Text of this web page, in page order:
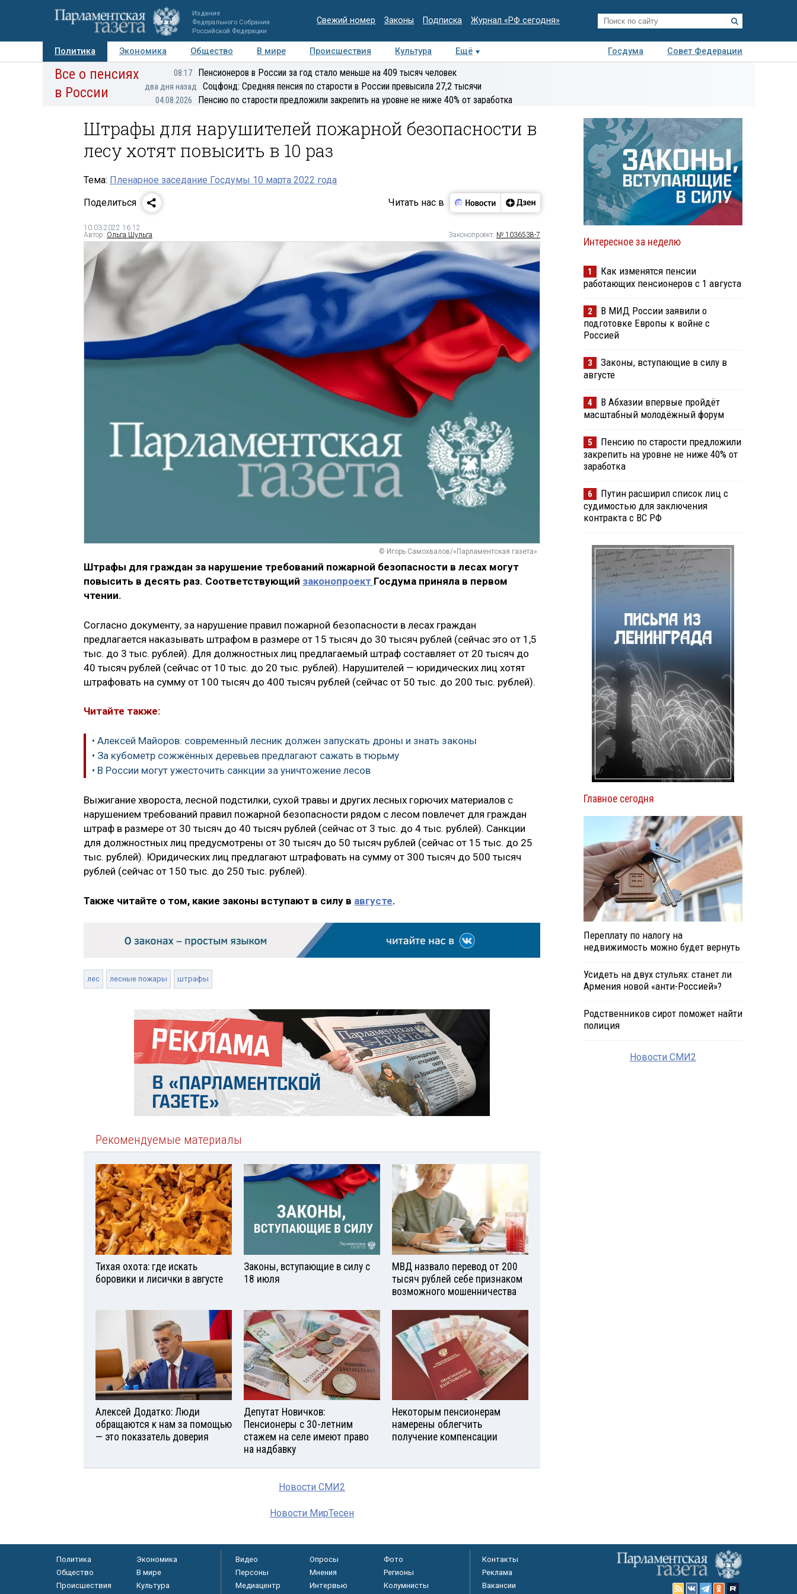
Издание
Федерального Собрания
Российской Федерации
Свежий номер Законы Подписка Журнал «РФ сегодня»
Политика Экономика Общество В мире Происшествия Культура Ещё Госдума
Совет Федерации
Авторы Персоны Мнения Регионы Медиацентр Интервью Колумнисты
Все о пенсиях
в России
08:17 Пенсионеров в России за год стало меньше на 409 тысяч человек
два дня назад Соцфонд: Средняя пенсия по старости в России превысила 27,2 тысячи
04.08.2026 Пенсию по старости предложили закрепить на уровне не ниже 40% от заработка
Штрафы для нарушителей пожарной безопасности в
лесу хотят повысить в 10 раз
Тема: Пленарное заседание Госдумы 10 марта 2022 года
Поделиться
Читать нас в
10.03.2022 16:12
Автор: Ольга Шульга Законопроект: № 1036538-7
© Игорь Самохвалов/«Парламентская газета»
Штрафы для граждан за нарушение требований пожарной безопасности в лесах могут
повысить в десять раз. Соответствующий законопроект Госдума приняла в первом
чтении.
Согласно документу, за нарушение правил пожарной безопасности в лесах граждан
предлагается наказывать штрафом в размере от 15 тысяч до 30 тысяч рублей (сейчас это от 1,5
тыс. до 3 тыс. рублей). Для должностных лиц предлагаемый штраф составляет от 20 тысяч до
40 тысяч рублей (сейчас от 10 тыс. до 20 тыс. рублей). Нарушителей — юридических лиц хотят
штрафовать на сумму от 100 тысяч до 400 тысяч рублей (сейчас от 50 тыс. до 200 тыс. рублей).
Читайте также:
• Алексей Майоров: современный лесник должен запускать дроны и знать законы
• За кубометр сожжённых деревьев предлагают сажать в тюрьму
• В России могут ужесточить санкции за уничтожение лесов
Выжигание хвороста, лесной подстилки, сухой травы и других лесных горючих материалов с
нарушением требований правил пожарной безопасности рядом с лесом повлечет для граждан
штраф в размере от 30 тысяч до 40 тысяч рублей (сейчас от 3 тыс. до 4 тыс. рублей). Санкции
для должностных лиц предусмотрены от 30 тысяч до 50 тысяч рублей (сейчас от 15 тыс. до 25
тыс. рублей). Юридических лиц предлагают штрафовать на сумму от 300 тысяч до 500 тысяч
рублей (сейчас от 150 тыс. до 250 тыс. рублей).
Также читайте о том, какие законы вступают в силу в августе.
лес лесные пожары штрафы
Рекомендуемые материалы
Тихая охота: где искать
боровики и лисички в августе
Законы, вступающие в силу с
18 июля
МВД назвало перевод от 200
тысяч рублей себе признаком
возможного мошенничества
Алексей Додатко: Люди
обращаются к нам за помощью
— это показатель доверия
Депутат Новичков:
Пенсионеры с 30-летним
стажем на селе имеют право
на надбавку
Некоторым пенсионерам
намерены облегчить
получение компенсации
Новости СМИ2
Новости МирТесен
Интересное за неделю
1
Как изменятся пенсии
работающих пенсионеров с 1 августа
2
В МИД России заявили о
подготовке Европы к войне с
Россией
3
Законы, вступающие в силу в
августе
4
В Абхазии впервые пройдёт
масштабный молодёжный форум
5
Пенсию по старости предложили
закрепить на уровне не ниже 40% от
заработка
6
Путин расширил список лиц с
судимостью для заключения
контракта с ВС РФ
Главное сегодня
Переплату по налогу на
недвижимость можно будет вернуть
Усидеть на двух стульях: станет ли
Армения новой «анти-Россией»?
Родственников сирот поможет найти
полиция
Новости СМИ2
Политика
Экономика
Общество
В мире
Происшествия
Культура
Видео Опросы
Фото
Персоны
Мнения
Регионы
Медиацентр
Интервью Колумнисты
Контакты
Реклама
Вакансии